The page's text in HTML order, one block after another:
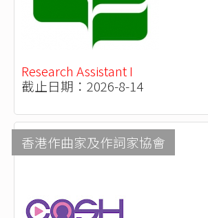
Research Assistant I
截止日期：2026-8-14
香港作曲家及作詞家協會